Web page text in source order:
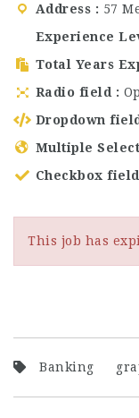
Address
57
Experience
Total Years
Radio field
Dropdown
Multiple
Checkbox field
This job has
Banking